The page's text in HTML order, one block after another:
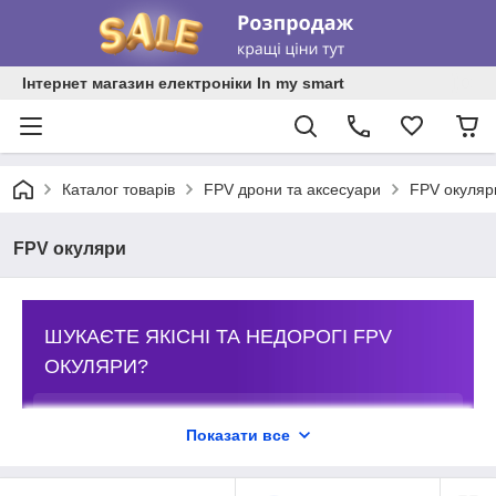
Інтернет магазин електроніки In my smart
Каталог товарів FPV дрони та аксесуари FPV
FPV окуляри
ШУКАЄТЕ ЯКІСНІ ТА НЕДОРОГІ FPV
ОКУЛЯРИ?
Ласкаво просимо до інтернет-магазину електроніки In
Тут ви знайдете оригінальні аксесуари
Показати все